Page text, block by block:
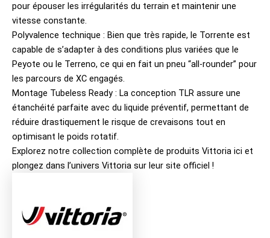
pour épouser les irrégularités du terrain et maintenir une
vitesse constante.
Polyvalence technique : Bien que très rapide, le Torrente est
capable de s’adapter à des conditions plus variées que le
Peyote ou le Terreno, ce qui en fait un pneu “all-rounder” pour
les parcours de XC engagés.
Montage Tubeless Ready : La conception TLR assure une
étanchéité parfaite avec du liquide préventif, permettant de
réduire drastiquement le risque de crevaisons tout en
optimisant le poids rotatif.
Explorez notre collection complète de produits Vittoria ici et
plongez dans l’univers Vittoria sur leur site officiel !